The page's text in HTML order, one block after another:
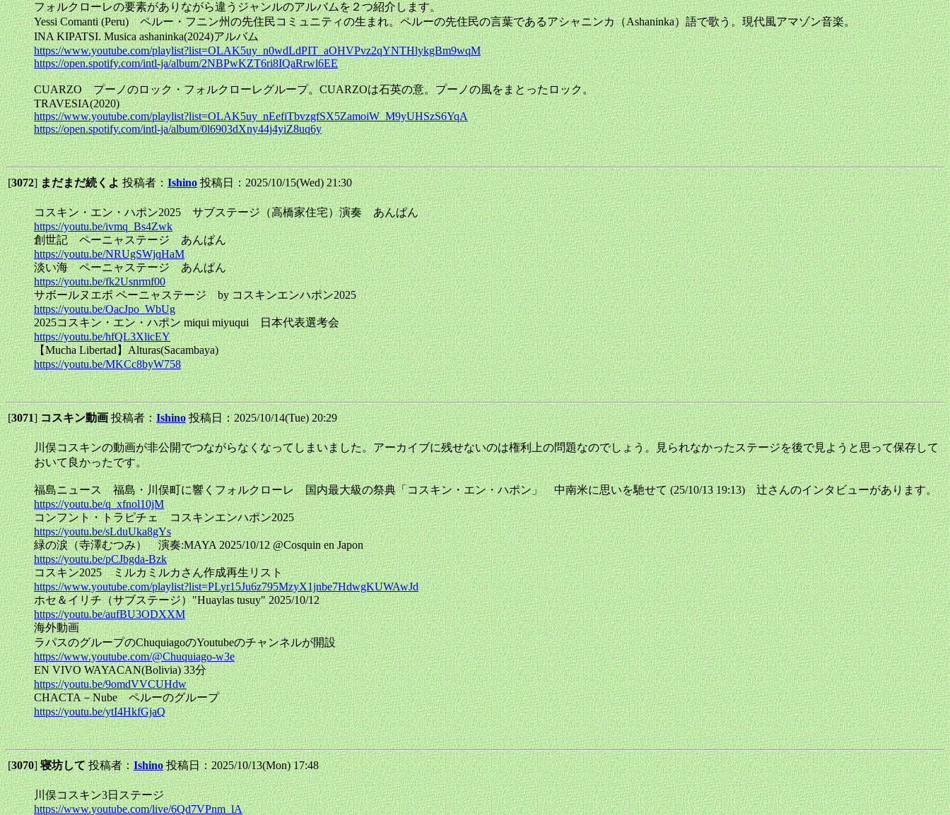
フォルクローレの要素がありながら違うジャンルのアルバムを２つ紹介します。
Yessi Comanti (Peru) ペルー・フニン州の先住民コミュニティの生まれ。ペルーの先住民の言葉であるアシャニンカ（Ashaninka）語で歌う。現代風アマゾン音楽。
INA KIPATSI. Musica ashaninka(2024)アルバム
https://www.youtube.com/playlist?list=OLAK5uy_n0wdLdPIT_aOHVPvz2qYNTHlykgBm9wqM
https://open.spotify.com/intl-ja/album/2NBPwKZT6ri8IQaRrwl6EE
CUARZO プーノのロック・フォルクローレグループ。CUARZOは石英の意。プーノの風をまとったロック。
TRAVESIA(2020)
https://www.youtube.com/playlist?list=OLAK5uy_nEefiTbvzgfSX5ZamoiW_M9yUHSzS6YqA
https://open.spotify.com/intl-ja/album/0l6903dXny44j4yiZ8uq6y
[3072]まだまだ続くよ投稿者：Ishino 投稿日：2025/10/15(Wed) 21:30
コスキン・エン・ハポン2025 サブステージ（高橋家住宅）演奏 あんぱん
https://youtu.be/ivmq_Bs4Zwk
創世記 ペーニャステージ あんぱん
https://youtu.be/NRUgSWjqHaM
淡い海 ペーニャステージ あんぱん
https://youtu.be/fk2Usnrmf00
サボールヌエボ ペーニャステージ by コスキンエンハポン2025
https://youtu.be/OacJpo_WbUg
2025コスキン・エン・ハポン miqui miyuqui 日本代表選考会
https://youtu.be/hfQL3XlicEY
【Mucha Libertad】Alturas(Sacambaya)
https://youtu.be/MKCc8byW758
[3071]コスキン動画投稿者：Ishino 投稿日：2025/10/14(Tue) 20:29
川俣コスキンの動画が非公開でつながらなくなってしまいました。アーカイブに残せないのは権利上の問題なのでしょう。見られなかったステージを後で見ようと思って保存して
おいて良かったです。
福島ニュース 福島・川俣町に響くフォルクローレ 国内最大級の祭典「コスキン・エン・ハポン」 中南米に思いを馳せて (25/10/13 19:13) 辻さんのインタビューがあります。
https://youtu.be/q_xfnol10jM
コンフント・トラピチェ コスキンエンハポン2025
https://youtu.be/sLduUka8gYs
緑の涙（寺澤むつみ） 演奏:MAYA 2025/10/12 @Cosquin en Japon
https://youtu.be/pCJbgda-Bzk
コスキン2025 ミルカミルカさん作成再生リスト
https://www.youtube.com/playlist?list=PLyr15Ju6z795MzyX1jnbe7HdwgKUWAwJd
ホセ＆イリチ（サブステージ）"Huaylas tusuy" 2025/10/12
https://youtu.be/aufBU3ODXXM
海外動画
ラパスのグループのChuquiagoのYoutubeのチャンネルが開設
https://www.youtube.com/@Chuquiago-w3e
EN VIVO WAYACAN(Bolivia) 33分
https://youtu.be/9omdVVCUHdw
CHACTA－Nube ペルーのグループ
https://youtu.be/ytI4HkfGjaQ
[3070]寝坊して投稿者：Ishino 投稿日：2025/10/13(Mon) 17:48
川俣コスキン3日ステージ
https://www.youtube.com/live/6Qd7VPnm_lA